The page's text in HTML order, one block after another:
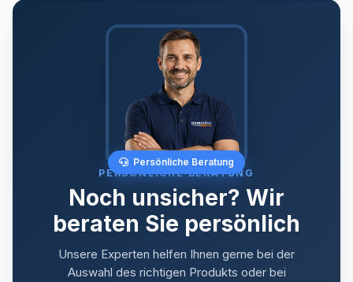
Persönliche Beratung
PERSÖNLICHE BERATUNG
Noch unsicher? Wir
beraten Sie persönlich
Unsere Experten helfen Ihnen gerne bei der
Auswahl des richtigen Produkts oder bei